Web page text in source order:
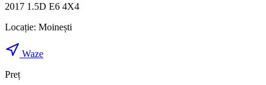
2017 1.5D E6 4X4
Locație: Moinești
Waze
Preț